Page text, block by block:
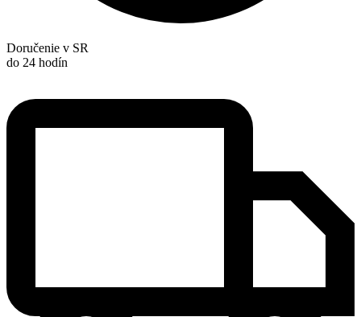
Doručenie v SR
do 24 hodín